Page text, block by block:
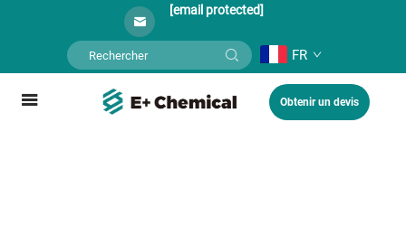
[email protected]
FR
Obtenir un devis